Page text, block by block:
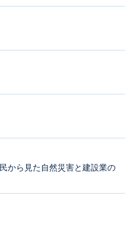
から見た自然災害と建設業の